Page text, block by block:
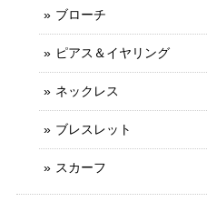
ブローチ
ピアス＆イヤリング
ネックレス
ブレスレット
スカーフ